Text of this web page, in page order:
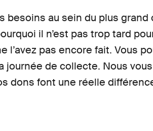
besoins au sein du plus
il n’est pas trop tard
l’avez pas encore fait. Vous
journée de collecte. Nous
dons font une réelle